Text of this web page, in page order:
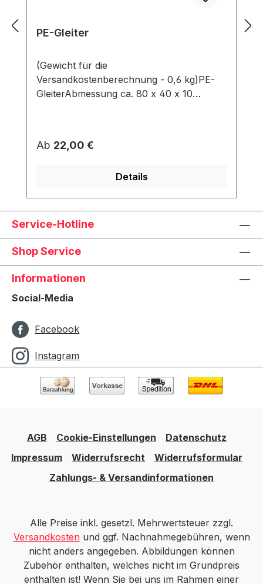
PE-Gleiter
(Gewicht für die
Versandkostenberechnung - 0,6 kg)PE-
GleiterAbmessung ca. 80 x 40 x 10
Regulärer Preis:
Ab 22,00 €
Details
Service-Hotline
Shop Service
Informationen
Social-Media
Facebook
Instagram
AGB Cookie-Einstellungen
Datenschutz
Impressum
Widerrufsrecht
Widerrufsformular
Zahlungs- & Versandinformationen
Alle Preise inkl. gesetzl. Mehrwertsteuer zzgl.
Versandkostenund ggf. Nachnahmegebühren, wenn
nicht anders angegeben. Abbildungen können
Zubehör enthalten, welches nicht im Grundpreis
enthalten ist! Wenn Sie bei uns im Rahmen einer